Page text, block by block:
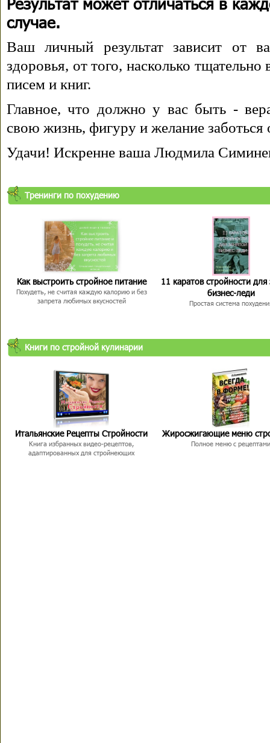
случае.
Ваш личный результат зависит от
здоровья, от того, насколько
писем и книг.
Главное, что должно у вас быть -
свою жизнь, фигуру и желание заботься
Удачи! Искренне ваша Людмила
Тренинги по похудению
Как выстроить стройное питание
Похудеть, не считая каждую калорию и без
запрета любимых вкусностей
11 каратов стройности для
бизнес-леди
Простая система
Книги по стройной кулинарии
Итальянские Рецепты Стройности
Книга избранных видео-рецептов,
адаптированных для стройнеющих
Жиросжигающие меню
Полное меню с рецептами